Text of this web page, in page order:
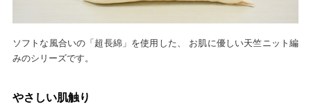
ソフトな風合いの「超長綿」を使用した、 お肌に優しい天竺ニット編
みのシリーズです。
やさしい肌触り